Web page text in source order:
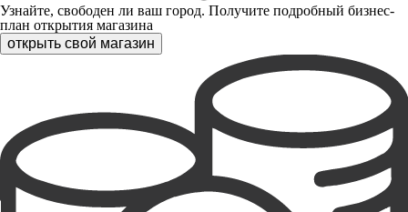
Узнайте, свободен ли ваш город. Получите подробный бизнес-
план открытия магазина
открыть свой магазин